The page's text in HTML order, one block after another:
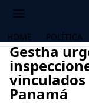
HOME POLÍTICA
Gestha
vinculados
Panamá